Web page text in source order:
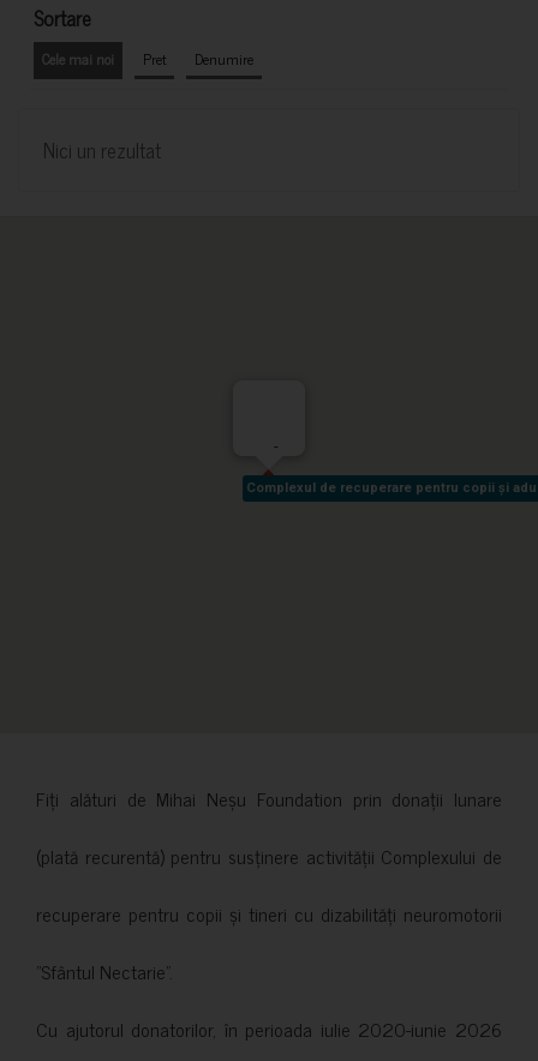
Sortare
Cele mai noi Pret Denumire
Nici un rezultat
Complexul de recuperare pentru copii și
Complexul de recuperare pentru copii și
-
Fiți alături de Mihai Neșu Foundation prin donații lunare
(plată recurentă) pentru susținere activității Complexului de
recuperare pentru copii și tineri cu dizabilități neuromotorii
”Sfântul Nectarie”.
Cu ajutorul donatorilor, în perioada iulie 2020-iunie 2026